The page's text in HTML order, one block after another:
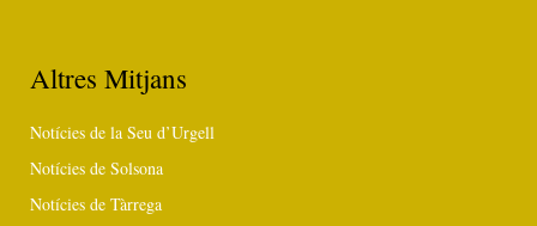
Altres Mitjans
Notícies de la Seu d’Urgell
Notícies de Solsona
Notícies de Tàrrega